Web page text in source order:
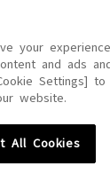
章・画像・写真・動
えて無断で複製、転
利用いただけない場
容が変更になる場合が
your
and ads
Settings] to
website.
All Cookies